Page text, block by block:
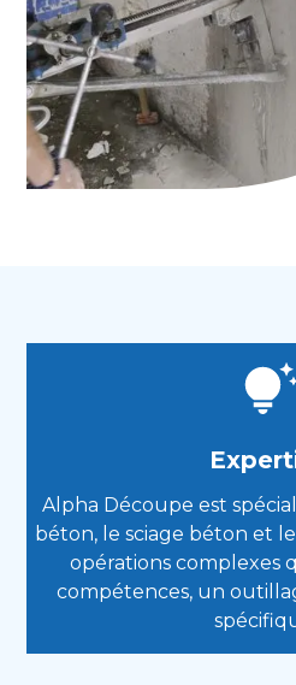
Alpha Découpe est
béton, le sciage béton et
opérations complexes
compétences, un